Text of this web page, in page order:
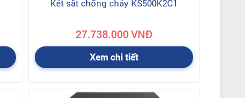
Két sắt chống cháy KS500K2C1
27.738.000 VNĐ
Xem chi tiết